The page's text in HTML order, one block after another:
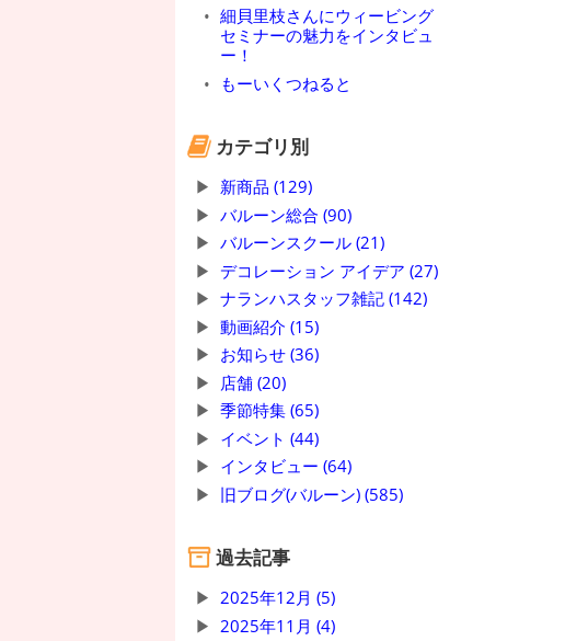
細貝里枝さんにウィービング
セミナーの魅力をインタビュ
ー！
もーいくつねると
カテゴリ別
新商品 (129)
バルーン総合 (90)
バルーンスクール (21)
デコレーション アイデア (27)
ナランハスタッフ雑記 (142)
動画紹介 (15)
お知らせ (36)
店舗 (20)
季節特集 (65)
イベント (44)
インタビュー (64)
旧ブログ(バルーン) (585)
過去記事
2025年12月 (5)
2025年11月 (4)